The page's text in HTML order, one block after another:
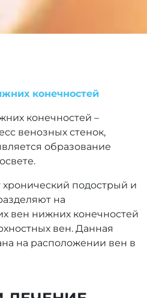
конечностей
конечностей –
венозных стенок,
образование
подострый и
на
вен нижних конечностей
вен. Данная
на расположении вен в